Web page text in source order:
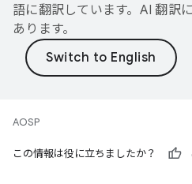
語に翻訳しています。AI 翻訳
あります。
AOSP
この情報は役に立ちましたか？